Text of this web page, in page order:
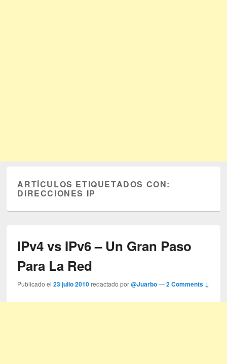
ARTÍCULOS ETIQUETADOS CON:
DIRECCIONES IP
IPv4 vs IPv6 – Un Gran Paso
Para La Red
Publicado el23 julio 2010 redactado por@Juarbo —2 Comments ↓